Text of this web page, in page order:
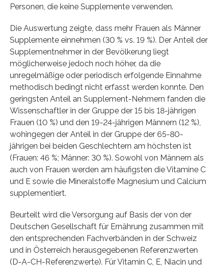
Personen, die keine Supplemente verwenden.
Die Auswertung zeigte, dass mehr Frauen als Männer
Supplemente einnehmen (30 % vs. 19 %). Der Anteil der
Supplementnehmer in der Bevölkerung liegt
möglicherweise jedoch noch höher, da die
unregelmäßige oder periodisch erfolgende Einnahme
methodisch bedingt nicht erfasst werden konnte. Den
geringsten Anteil an Supplement-Nehmern fanden die
Wissenschaftler in der Gruppe der 15 bis 18-jährigen
Frauen (10 %) und den 19-24-jährigen Männern (12 %),
wohingegen der Anteil in der Gruppe der 65-80-
jährigen bei beiden Geschlechtern am höchsten ist
(Frauen: 46 %; Männer: 30 %). Sowohl von Männern als
auch von Frauen werden am häufigsten die Vitamine C
und E sowie die Mineralstoffe Magnesium und Calcium
supplementiert.
Beurteilt wird die Versorgung auf Basis der von der
Deutschen Gesellschaft für Ernährung zusammen mit
den entsprechenden Fachverbänden in der Schweiz
und in Österreich herausgegebenen Referenzwerten
(D-A-CH-Referenzwerte). Für Vitamin C, E, Niacin und